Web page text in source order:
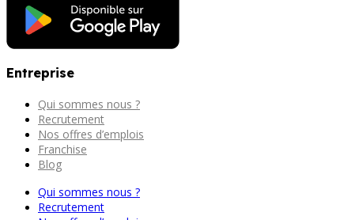
Entreprise
Qui sommes nous ?
Recrutement
Nos offres d’emplois
Franchise
Blog
Qui sommes nous ?
Recrutement